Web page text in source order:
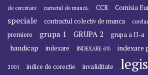
de cercetare
carnetul de muncă. CCR Comisia
speciale
contractul colectiv de munca
premiere
grupa 1 GRUPA 2 grupa a II-a
handicap indexare INDEXARE 6% indexare
2001 indice de corectie invaliditate